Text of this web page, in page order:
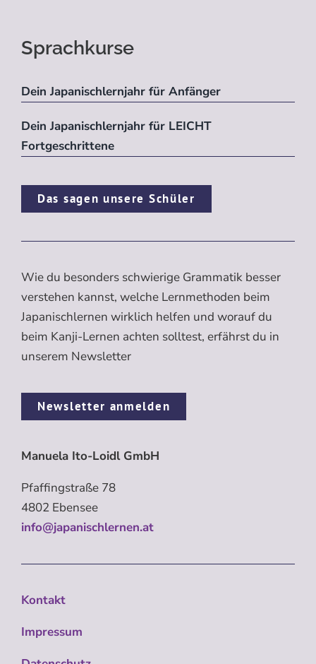
Sprachkurse
Dein Japanischlernjahr für Anfänger
Dein Japanischlernjahr für LEICHT
Fortgeschrittene
Das sagen unsere Schüler
Wie du besonders schwierige Grammatik besser
verstehen kannst, welche Lernmethoden beim
Japanischlernen wirklich helfen und worauf du
beim Kanji-Lernen achten solltest, erfährst du in
unserem Newsletter
Newsletter anmelden
Manuela Ito-Loidl GmbH
Pfaffingstraße 78
4802 Ebensee
info@japanischlernen.at
Kontakt
Impressum